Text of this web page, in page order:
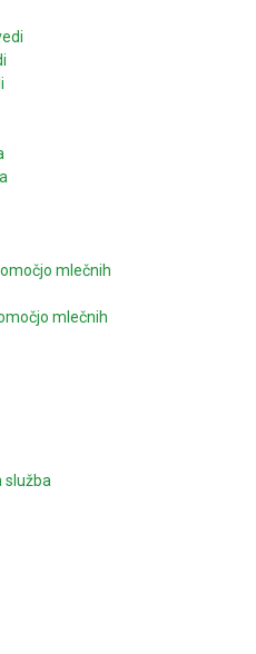
mlečnih
mlečnih
služba